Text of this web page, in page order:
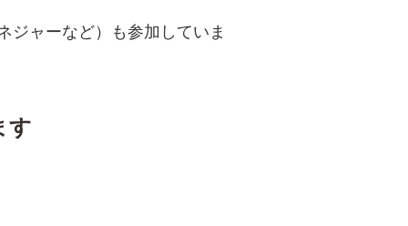
ジャーなど）も参加していま
す